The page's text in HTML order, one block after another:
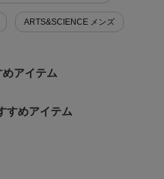
ARTS&SCIENCE メンズ
アイテム
すめアイテム